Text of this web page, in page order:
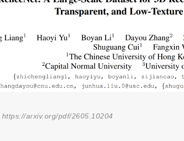
https://arxiv.org/pdf/2605.10204